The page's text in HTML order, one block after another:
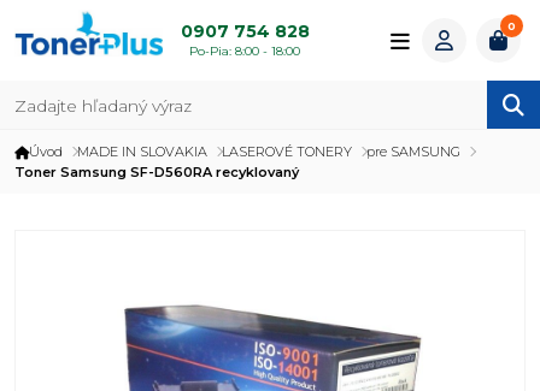
0907 754 828
Po-Pia: 8:00 - 18:00
0
Úvod MADE IN SLOVAKIA LASEROVÉ TONERY
pre SAMSUNG
Toner Samsung SF-D560RA recyklovaný